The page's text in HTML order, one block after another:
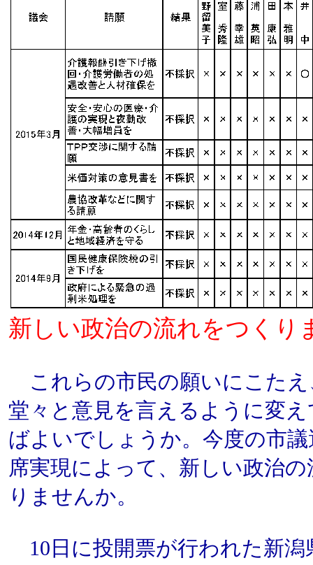
新しい政治の流れをつくり
これらの市民の願いにこたえ
堂々と意見を言えるように変
ばよいでしょうか。今度の市
席実現によって、新しい政治
りませんか。
10日に投開票が行われた新潟